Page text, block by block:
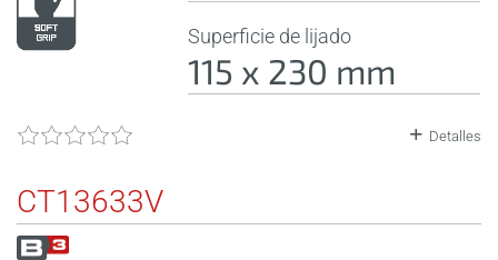
Superficie de lijado
115 x 230 mm
Detalles
CT13633V